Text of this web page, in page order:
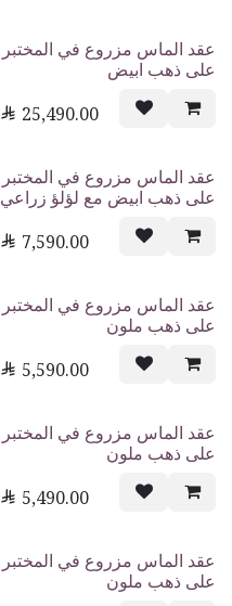
عقد الماس مزروع في المختبر
على ذهب ابيض
 25,490.00
عقد الماس مزروع في المختبر
على ذهب ابيض مع لؤلؤ زراعي
 7,590.00
عقد الماس مزروع في المختبر
على ذهب ملون
 5,590.00
عقد الماس مزروع في المختبر
على ذهب ملون
 5,490.00
عقد الماس مزروع في المختبر
على ذهب ملون